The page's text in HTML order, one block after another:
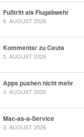
Fußtritt als Flugabwehr
6. AUGUST 2026
Kommentar zu Ceuta
5. AUGUST 2026
Apps pushen nicht mehr
4. AUGUST 2026
Mac-as-a-Service
3. AUGUST 2026